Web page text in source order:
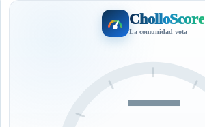
CholloScore
La comunidad vota
—